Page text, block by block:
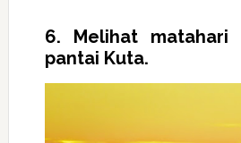
6. Melihat matahari
pantai Kuta.